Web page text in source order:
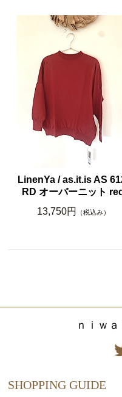
LinenYa / as.it.is AS
RD オーバーニット red
13,750円
（税込み）
ｎｉｗ
SHOPPING GUIDE